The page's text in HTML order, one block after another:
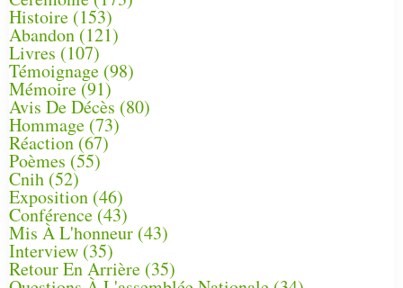
Histoire (153)
Abandon(121)
Livres (107)
Témoignage (98)
Mémoire (91)
Avis De Décès (80)
Hommage (73)
Réaction(67)
Poèmes (55)
Cnih (52)
Exposition (46)
Conférence(43)
Mis À L'honneur (43)
Interview (35)
Retour En Arrière (35)